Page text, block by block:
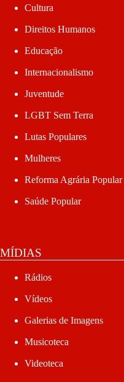
Cultura
Direitos Humanos
Educação
Internacionalismo
Juventude
LGBT Sem Terra
Lutas Populares
Mulheres
Reforma Agrária Popular
Saúde Popular
MÍDIAS
Rádios
Vídeos
Galerias de Imagens
Musicoteca
Videoteca